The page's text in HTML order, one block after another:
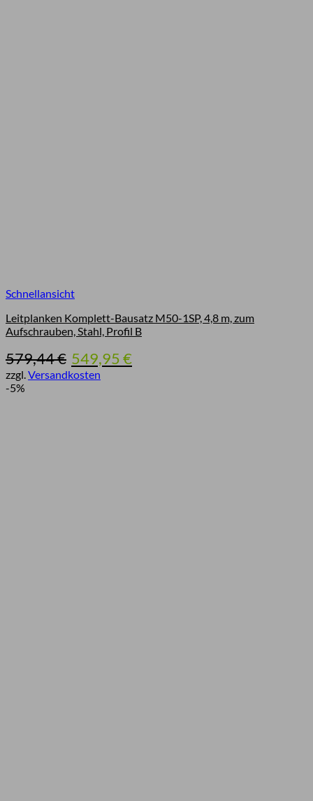
Schnellansicht
Leitplanken Komplett-Bausatz M50-1SP, 4,8 m, zum
Aufschrauben, Stahl, Profil B
579,44€ Ursprünglicher
Preis
war:
549,95€
Preis
zzgl.Versandkosten
-5%